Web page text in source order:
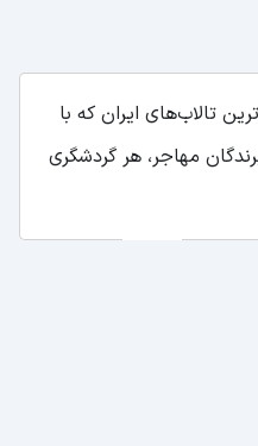
تالاب‌های ایران که با
مهاجر، هر گردشگری